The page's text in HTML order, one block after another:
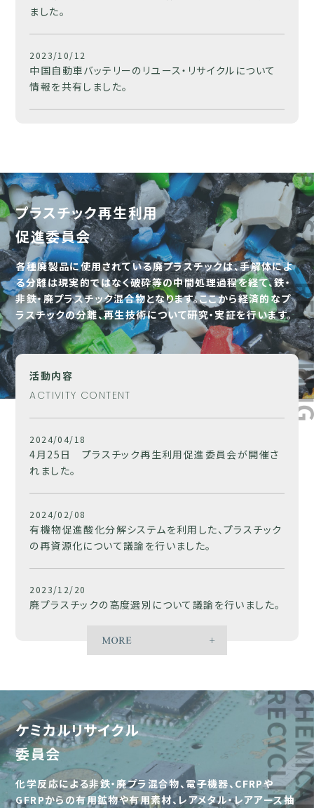
ました。
2023/10/12
中国自動車バッテリーのリユース・リサイクルについて
情報を共有しました。
プラスチック再生利用
促進委員会
各種廃製品に使用されている廃プラスチックは、手解体によ
る分離は現実的ではなく破砕等の中間処理過程を経て、鉄・
非鉄・廃プラスチック混合物となります。ここから経済的なプ
ラスチックの分離、再生技術について研究・実証を行います。
活動内容
ACTIVITY CONTENT
2024/04/18
4月25日 プラスチック再生利用促進委員会が開催さ
れました。
2024/02/08
有機物促進酸化分解システムを利用した、プラスチック
の再資源化について議論を行いました。
2023/12/20
廃プラスチックの高度選別について議論を行いました。
ケミカルリサイクル
委員会
化学反応による非鉄・廃プラ混合物、電子機器、CFRPや
GFRPからの有用鉱物や有用素材、レアメタル・レアアース抽